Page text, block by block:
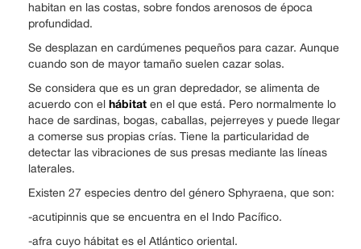
habitan en las costas, sobre fondos arenosos de época
profundidad.
Se desplazan en cardúmenes pequeños para cazar. Aunque
cuando son de mayor tamaño suelen cazar solas.
Se considera que es un gran depredador, se alimenta de
acuerdo con el hábitat en el que está. Pero normalmente lo
hace de sardinas, bogas, caballas, pejerreyes y puede llegar
a comerse sus propias crías. Tiene la particularidad de
detectar las vibraciones de sus presas mediante las líneas
laterales.
Existen 27 especies dentro del género Sphyraena, que son:
-acutipinnis que se encuentra en el Indo Pacífico.
-afra cuyo hábitat es el Atlántico oriental.